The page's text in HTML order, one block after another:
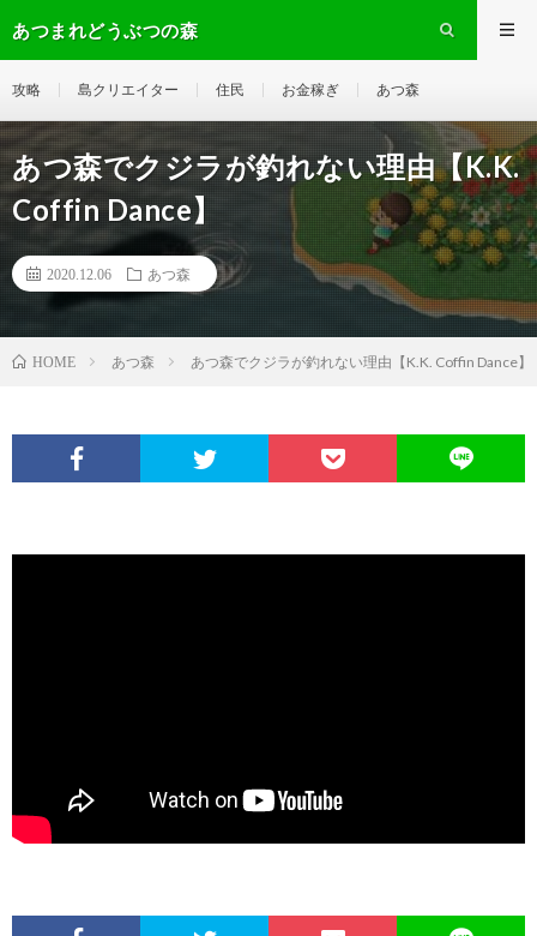
あつまれどうぶつの森
攻略 島クリエイター 住民 お金稼ぎ あつ森
あつ森でクジラが釣れない理由【K.K.
Coffin Dance】
2020.12.06 あつ森
HOME あつ森 あつ森でクジラが釣れない理由【K.K. Coffin Dance】